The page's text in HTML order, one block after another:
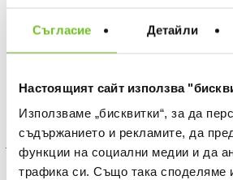
Съгласие Детайли
Настоящият сайт използва
Използваме „бисквитки“, за да
съдържанието и рекламите, да
функции на социални медии и да
трафика си. Също така споделяме
Сак Sports Iconic
JAKO
Сак